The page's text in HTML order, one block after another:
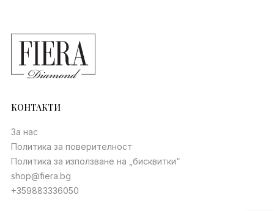
КОНТАКТИ
За нас
Политика за поверителност
Политика за използване на „бисквитки“
shop@fiera.bg
+359883336050